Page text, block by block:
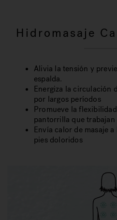
Hidromasaje
Alivia la tensión y
espalda.
Energiza la circulación
por largos períodos
Promueve la
pantorrilla que trabajan
Envía calor de masaje
pies doloridos